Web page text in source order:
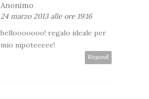
Anonimo
24 marzo 2013 alle ore 19:16
bellooooooo! regalo ideale per
mio nipoteeeee!
Rispondi